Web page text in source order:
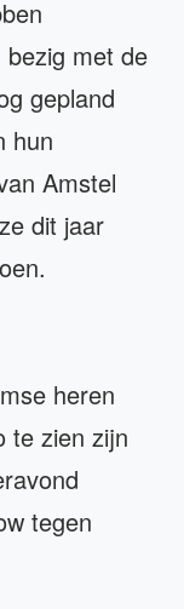
met de
gepland
hun
Amstel
dit jaar
heren
te zien zijn
tegen